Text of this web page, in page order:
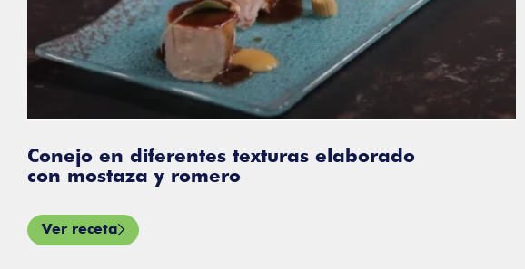
Conejo en diferentes texturas elaborado
con mostaza y romero
Ver receta